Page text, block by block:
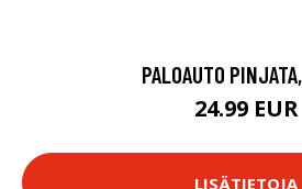
PALOAUTO
24.99 EUR
LISÄTIETOJA